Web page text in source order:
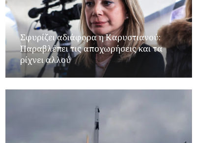
Σφυρίζει αδιάφορα η Καρυστιανού:
Παραβλέπει τις αποχωρήσεις και τα
ρίχνει αλλού